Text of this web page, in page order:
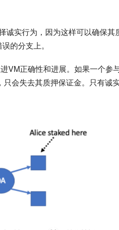
诚实行为，因为这样可以确保其
的分支上。
VM正确性和进展。如果一个参
会失去其质押保证金。只有诚